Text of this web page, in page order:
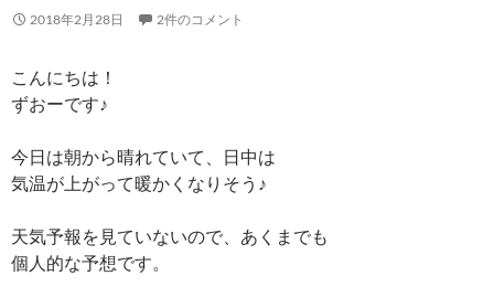
2018年2月28日 2件のコメント
こんにちは！
ずおーです♪
今日は朝から晴れていて、日中は
気温が上がって暖かくなりそう♪
天気予報を見ていないので、あくまでも
個人的な予想です。